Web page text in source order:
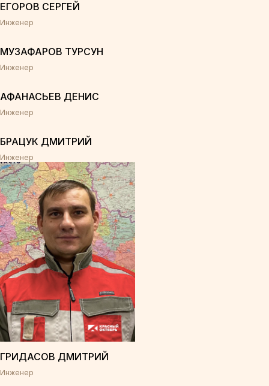
ЕГОРОВ СЕРГЕЙ
Инженер
МУЗАФАРОВ ТУРСУН
Инженер
АФАНАСЬЕВ ДЕНИС
Инженер
БРАЦУК ДМИТРИЙ
Инженер
ГРИДАСОВ ДМИТРИЙ
Инженер